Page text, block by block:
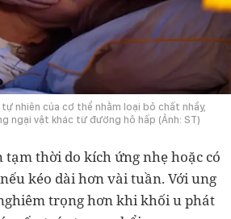
nhiên của cơ thể nhằm loại bỏ chất nhầy,
ngại vật khác từ đường hô hấp (Ảnh: ST)
tạm thời do kích ứng nhẹ hoặc có
kéo dài hơn vài tuần. Với ung
trọng hơn khi khối u phát